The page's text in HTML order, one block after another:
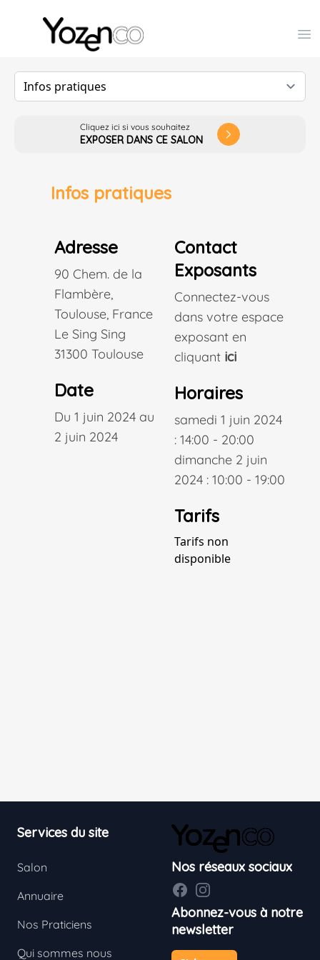
Yozenco - Organisateur de Salons, Evénements et
Cliquez ici si vous souhaitez
EXPOSER DANS CE SALON arrow_forward_ios
Infos pratiques
Adresse
90 Chem. de la
Flambère,
Toulouse, France
Le Sing Sing
31300 Toulouse
Date
Du 1 juin 2024 au
2 juin 2024
Contact
Exposants
Connectez-vous
dans votre espace
exposant en
cliquant ici
Horaires
samedi 1 juin 2024
: 14:00 - 20:00
dimanche 2 juin
2024 : 10:00 - 19:00
Tarifs
Tarifs non
disponible
Services du site
Salon
Annuaire
Nos Praticiens
Qui sommes nous
Nos réseaux sociaux
FacebookInstagram
Abonnez-vous à notre
newsletter